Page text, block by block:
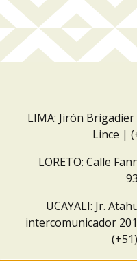
LIMA: Jirón
Lince |
LORETO: Calle
UCAYALI: Jr.
intercomunicador